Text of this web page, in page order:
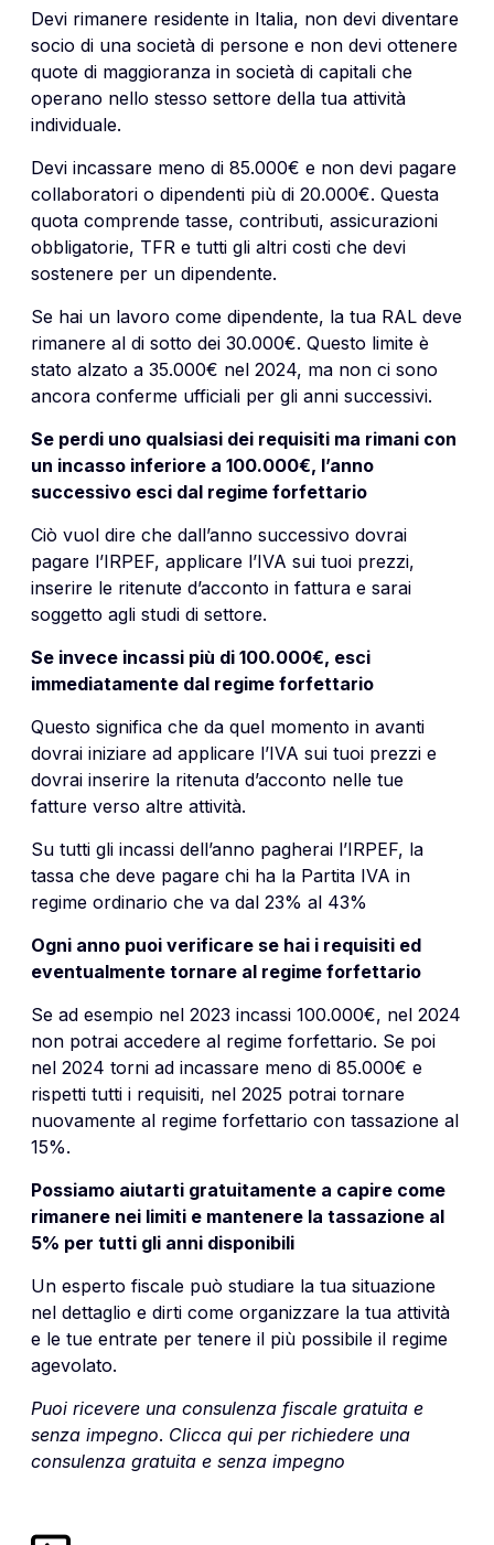
Devi rimanere residente in Italia, non devi diventare
socio di una società di persone e non devi ottenere
quote di maggioranza in società di capitali che
operano nello stesso settore della tua attività
individuale.
Devi incassare meno di 85.000€ e non devi pagare
collaboratori o dipendenti più di 20.000€. Questa
quota comprende tasse, contributi, assicurazioni
obbligatorie, TFR e tutti gli altri costi che devi
sostenere per un dipendente.
Se hai un lavoro come dipendente, la tua RAL deve
rimanere al di sotto dei 30.000€. Questo limite è
stato alzato a 35.000€ nel 2024, ma non ci sono
ancora conferme ufficiali per gli anni successivi.
Se perdi uno qualsiasi dei requisiti ma rimani con
un incasso inferiore a 100.000€, l’anno
successivo esci dal regime forfettario
Ciò vuol dire che dall’anno successivo dovrai
pagare l’IRPEF, applicare l’IVA sui tuoi prezzi,
inserire le ritenute d’acconto in fattura e sarai
soggetto agli studi di settore.
Se invece incassi più di 100.000€, esci
immediatamente dal regime forfettario
Questo significa che da quel momento in avanti
dovrai iniziare ad applicare l’IVA sui tuoi prezzi e
dovrai inserire la ritenuta d’acconto nelle tue
fatture verso altre attività.
Su tutti gli incassi dell’anno pagherai l’IRPEF, la
tassa che deve pagare chi ha la Partita IVA in
regime ordinario che va dal 23% al 43%
Ogni anno puoi verificare se hai i requisiti ed
eventualmente tornare al regime forfettario
Se ad esempio nel 2023 incassi 100.000€, nel 2024
non potrai accedere al regime forfettario. Se poi
nel 2024 torni ad incassare meno di 85.000€ e
rispetti tutti i requisiti, nel 2025 potrai tornare
nuovamente al regime forfettario con tassazione al
15%.
Possiamo aiutarti gratuitamente a capire come
rimanere nei limiti e mantenere la tassazione al
5% per tutti gli anni disponibili
Un esperto fiscale può studiare la tua situazione
nel dettaglio e dirti come organizzare la tua attività
e le tue entrate per tenere il più possibile il regime
agevolato.
Puoi ricevere una consulenza fiscale gratuita e
senza impegno. Clicca qui per richiedere una
consulenza gratuita e senza impegno